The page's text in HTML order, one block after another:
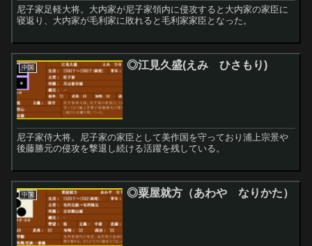
尼子家足軽大将。大内家が尼子家領内に侵攻すると大内家の家臣に
寝返り、大内家が毛利家に敗れると毛利家家臣となった。
中国 ◎江見久盛(えみ ひさもり)
尼子家侍大将。尼子家の家臣として美作国を守っており浦上宗景や
後藤勝元の侵攻を撃退し続ける活躍を残している。
中国 ◎粟屋就方（あわや なりかた）